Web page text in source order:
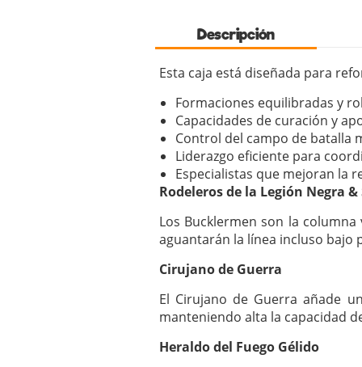
Descripción
Esta caja está diseñada para
Formaciones equilibradas y
Capacidades de curación y
Control del campo de batalla
Liderazgo eficiente para
Especialistas que mejoran la
Rodeleros de la Legión Negra
Los Bucklermen son la
aguantarán la línea incluso
Cirujano de Guerra
El Cirujano de Guerra añade
manteniendo alta la capacidad
Heraldo del Fuego Gélido